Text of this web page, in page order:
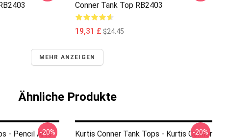
Conner Tank Top RB2403
19,31 £ $24.45
MEHR ANZEIGEN
Ähnliche Produkte
- Pencil Arts
-20%
Kurtis Conner Tank Tops - Kurtis Conner
-20%